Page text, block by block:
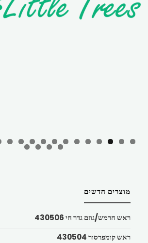
מוצרים חדשים
ראש חרמש/גוזם גדר חי 430506
ראש קומפרסור 430504